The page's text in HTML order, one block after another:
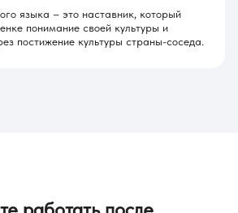
языка – это наставник, который
понимание своей культуры и
постижение культуры страны-соседа.